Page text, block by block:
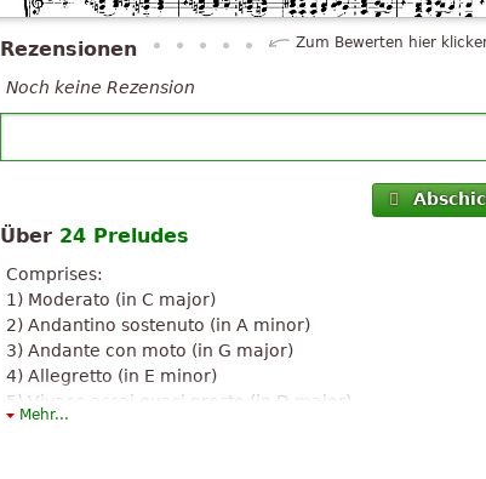
Rezensionen Zum Bewerten hier
Noch keine Rezension
Über 24 Preludes
Comprises:
1) Moderato (in C major)
2) Andantino sostenuto (in A minor)
3) Andante con moto (in G major)
4) Allegretto (in E minor)
5) Vivace assai quasi presto (in D major)
6) Moderato, in carattere d'un Corale (in B minor)
Mehr...